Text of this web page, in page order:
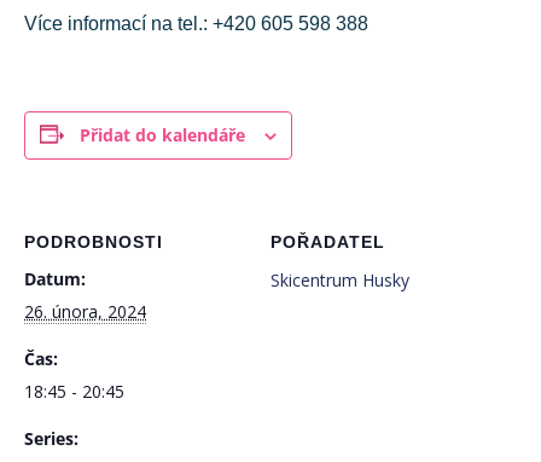
Více informací na tel.: +420 605 598 388
Přidat do kalendáře
PODROBNOSTI
Datum:
26. února, 2024
Čas:
18:45 - 20:45
Series:
POŘADATEL
Skicentrum Husky